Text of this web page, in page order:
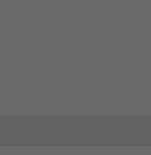
logiciel exhaustif avec